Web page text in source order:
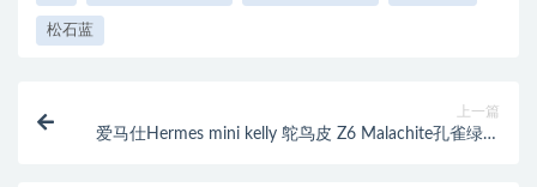
松石蓝
上一篇
爱马仕Hermes mini kelly 鸵鸟皮 Z6 Malachite孔雀绿金